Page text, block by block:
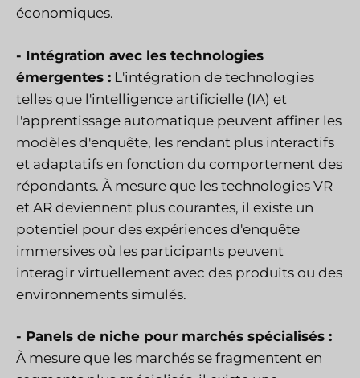
économiques.
- Intégration avec les technologies
émergentes : L'intégration de technologies
telles que l'intelligence artificielle (IA) et
l'apprentissage automatique peuvent affiner les
modèles d'enquête, les rendant plus interactifs
et adaptatifs en fonction du comportement des
répondants. À mesure que les technologies VR
et AR deviennent plus courantes, il existe un
potentiel pour des expériences d'enquête
immersives où les participants peuvent
interagir virtuellement avec des produits ou des
environnements simulés.
- Panels de niche pour marchés spécialisés :
À mesure que les marchés se fragmentent en